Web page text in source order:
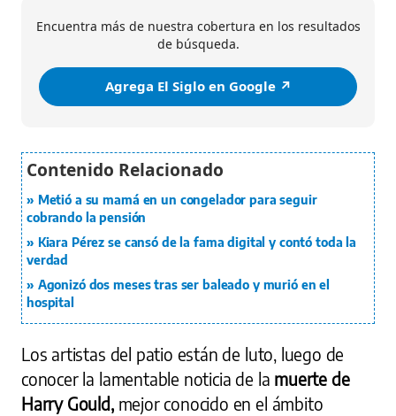
Encuentra más de nuestra cobertura en los resultados
de búsqueda.
Agrega El Siglo en Google ↗️
Metió a su mamá en un congelador para seguir
cobrando la pensión
Kiara Pérez se cansó de la fama digital y contó toda la
verdad
Agonizó dos meses tras ser baleado y murió en el
hospital
Los artistas del patio están de luto, luego de
conocer la lamentable noticia de la muerte de
Harry Gould, mejor conocido en el ámbito